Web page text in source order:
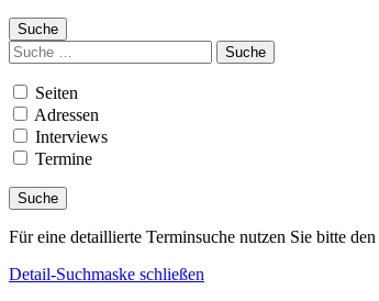
Suche
Suchen
nach:
Seiten
Adressen
Interviews
Termine
Für eine detaillierte Terminsuche nutzen Sie bitte
Detail-Suchmaske schließen